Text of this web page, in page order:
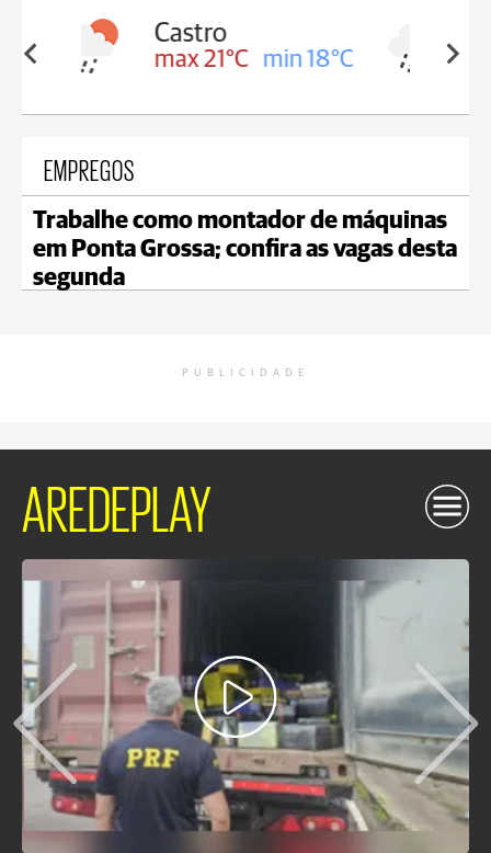
18°C
Carambeí
max 20°C min 18°C
EMPREGOS
Trabalhe como montador de máquinas
em Ponta Grossa; confira as vagas desta
segunda
PUBLICIDADE
AREDEPLAY